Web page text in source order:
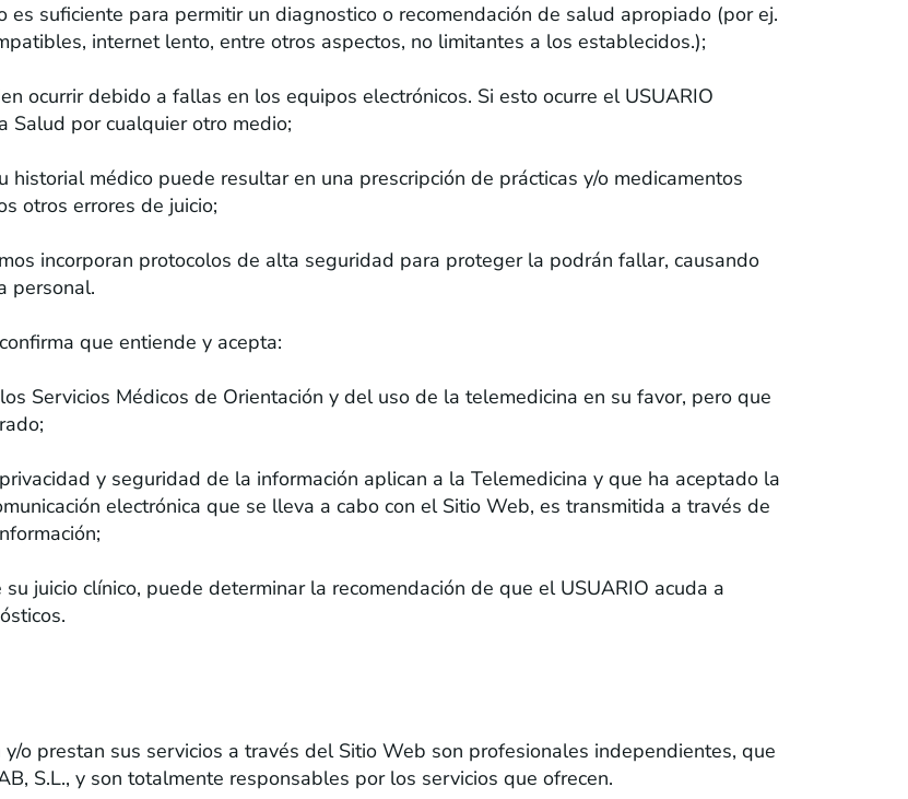
suficiente para permitir un diagnostico o recomendación de salud apropiado (por ej.
internet lento, entre otros aspectos, no limitantes a los establecidos.);
ocurrir debido a fallas en los equipos electrónicos. Si esto ocurre el USUARIO
Salud por cualquier otro medio;
médico puede resultar en una prescripción de prácticas y/o medicamentos
otros errores de juicio;
incorporan protocolos de alta seguridad para proteger la podrán fallar, causando
personal.
que entiende y acepta:
Servicios Médicos de Orientación y del uso de la telemedicina en su favor, pero que
y seguridad de la información aplican a la Telemedicina y que ha aceptado la
electrónica que se lleva a cabo con el Sitio Web, es transmitida a través de
juicio clínico, puede determinar la recomendación de que el USUARIO acuda a
o prestan sus servicios a través del Sitio Web son profesionales independientes, que
S.L., y son totalmente responsables por los servicios que ofrecen.